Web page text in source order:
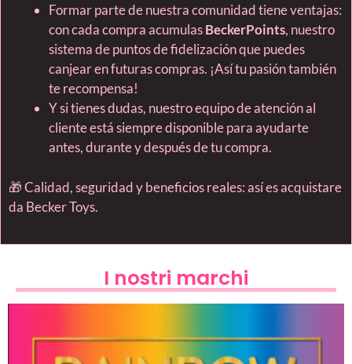
Formar parte de nuestra comunidad tiene ventajas:
con cada compra acumulasBeckerPoints, nuestro
sistema de puntos de fidelización que puedes
canjear en futuras compras. ¡Así tu pasión también
te recompensa!
Y si tienes dudas, nuestro equipo de atención al
cliente está siempre disponible para ayudarte
antes, durante y después de tu compra.
🎁 Calidad, seguridad y beneficios reales: así es acquistare
da Becker Toys.
I nostri marchi